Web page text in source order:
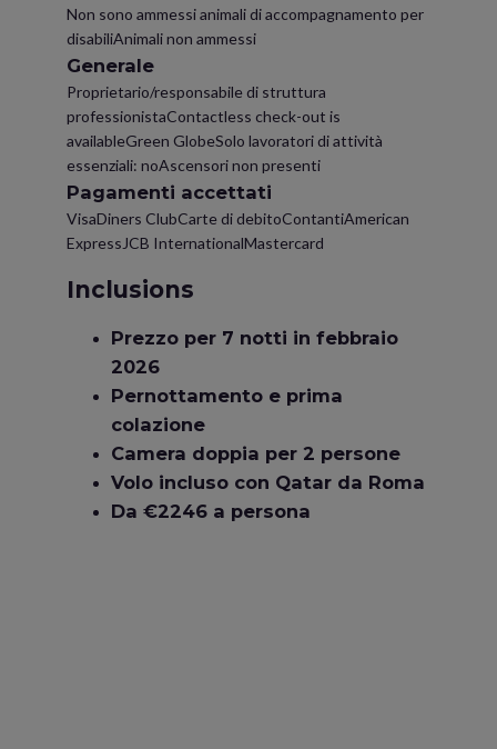
Non sono ammessi animali di accompagnamento per
disabiliAnimali non ammessi
Generale
Proprietario/responsabile di struttura
professionistaContactless check-out is
availableGreen GlobeSolo lavoratori di attività
essenziali: noAscensori non presenti
Pagamenti accettati
VisaDiners ClubCarte di debitoContantiAmerican
ExpressJCB InternationalMastercard
Inclusions
Prezzo per 7 notti in febbraio
2026
Pernottamento e prima
colazione
Camera doppia per 2 persone
Volo incluso con Qatar da Roma
Da €2246 a persona